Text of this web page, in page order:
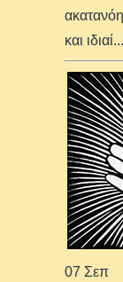
και ιδιαί...
07 Σεπ